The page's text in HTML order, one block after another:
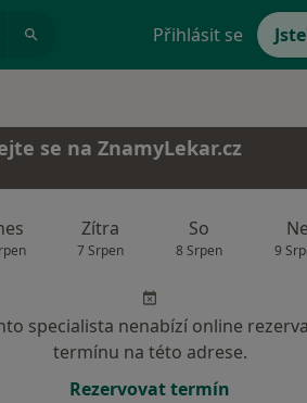
Přihlásit se
se na ZnamyLekar.cz
Zítra
7 Srpen
So
8 Srpen
Ne
9
specialista nenabízí online
termínu na této adrese.
Rezervovat termín